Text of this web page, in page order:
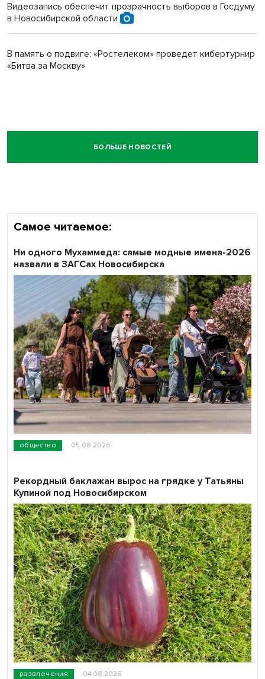
Видеозапись обеспечит прозрачность выборов в Госдуму
в Новосибирской области
В память о подвиге: «Ростелеком» проведет кибертурнир
«Битва за Москву»
БОЛЬШЕ НОВОСТЕЙ
Самое читаемое:
общество 05.08.2026
Ни одного Мухаммеда: самые модные имена-2026
назвали в ЗАГСах Новосибирска
развлечения 04.08.2026
Рекордный баклажан вырос на грядке у Татьяны
Купиной под Новосибирском